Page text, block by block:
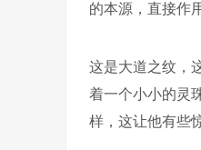
的本源，直接作
这是大道之纹，
着一个小小的灵
样，这让他有些